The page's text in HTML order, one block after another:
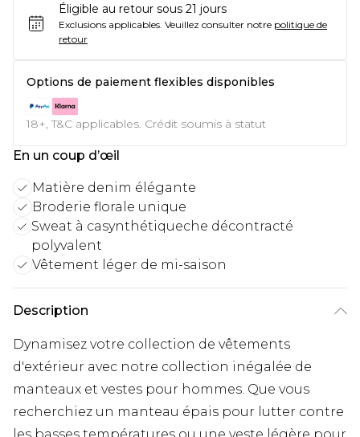
Éligible au retour sous 21 jours
Exclusions applicables. Veuillez consulter notre politique de
retour
Options de paiement flexibles disponibles
18+, T&C applicables. Crédit soumis à statut
En un coup d’œil
Matière denim élégante
Broderie florale unique
Sweat à casynthétiqueche décontracté
polyvalent
Vêtement léger de mi-saison
Description
Dynamisez votre collection de vêtements
d'extérieur avec notre collection inégalée de
manteaux et vestes pour hommes. Que vous
recherchiez un manteau épais pour lutter contre